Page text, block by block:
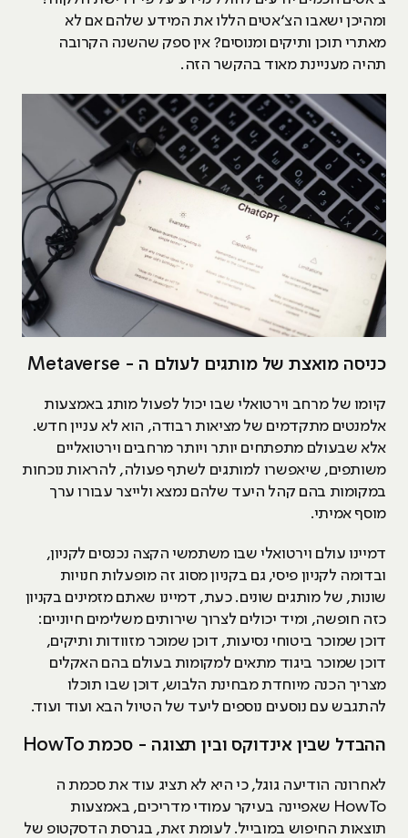
ומהיכן ישאבו הצ׳אטים הללו את המידע שלהם אם לא
מאתרי תוכן ותיקים ומנוסים? אין ספק שהשנה הקרובה
תהיה מעניינת מאוד בהקשר הזה.
כניסה מואצת של מותגים לעולם ה - Metaverse
קיומו של מרחב וירטואלי שבו יכול לפעול מותג באמצעות
אלמנטים מתקדמים של מציאות רבודה, הוא לא עניין חדש.
אלא שבעולם מתפתחים יותר ויותר מרחבים וירטואליים
משותפים, שיאפשרו למותגים לשתף פעולה, להראות נוכחות
במקומות בהם קהל היעד שלהם נמצא ולייצר עבורו ערך
מוסף אמיתי.
דמיינו עולם וירטואלי שבו משתמשי הקצה נכנסים לקניון,
ובדומה לקניון פיסי, גם בקניון מסוג זה מופעלות חנויות
שונות, של מותגים שונים. כעת, דמיינו שאתם מזמינים בקניון
כזה חופשה, ומיד יכולים לצרוך שירותים משלימים חיוניים:
דוכן שמוכר ביטוחי נסיעות, דוכן שמוכר מזוודות ותיקים,
דוכן שמוכר ביגוד מתאים למקומות בעולם בהם האקלים
מצריך הכנה מיוחדת מבחינת הלבוש, דוכן שבו תוכלו
להתגבש עם נוסעים נוספים ליעד של הטיול הבא ועוד ועוד.
ההבדל שבין אינדוקס ובין תצוגה - סכמת HowTo
לאחרונה הודיעה גוגל, כי היא לא תציג עוד את סכמת ה
HowTo שאפיינה בעיקר עמודי מדריכים, באמצעות
תוצאות החיפוש במובייל. לעומת זאת, בגרסת הדסקטופ של